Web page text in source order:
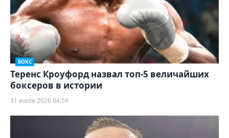
БОКС
Теренс Кроуфорд назвал топ-5 величайших
боксеров в истории
31 июля 2026 04:59